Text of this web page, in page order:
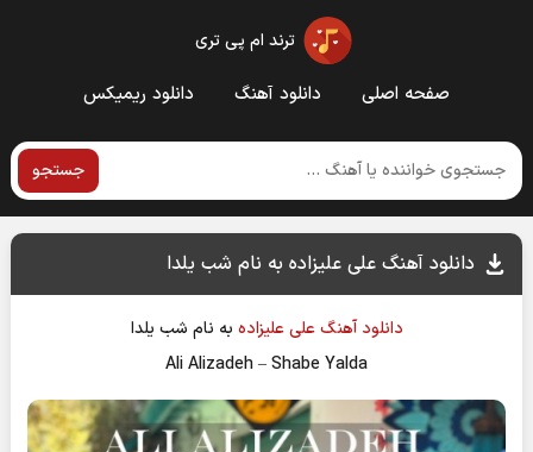
ترند ام پی تری
صفحه اصلی دانلود آهنگ دانلود ریمیکس
جستجو
دانلود آهنگ علی علیزاده به نام شب یلدا
دانلود آهنگعلی علیزاده به نام شب یلدا
Ali Alizadeh–Shabe Yalda